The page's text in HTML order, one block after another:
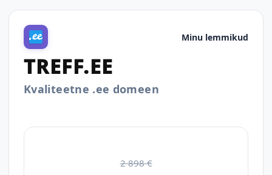
Minu lemmikud
TREFF.EE
Kvaliteetne .ee domeen
2 898 €